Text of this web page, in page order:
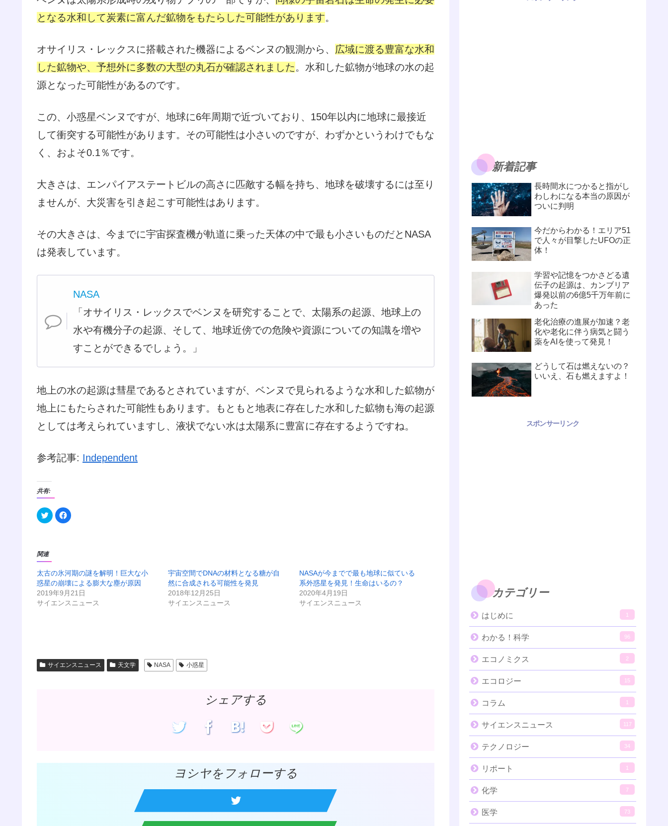
となる水和して炭素に富んだ鉱物をもたらした可能性があります。
オサイリス・レックスに搭載された機器によるベンヌの観測から、 広域に渡る豊富な水和
した鉱物や、予想外に多数の大型の丸石が確認されました。水和した鉱物が地球の水の起
源となった可能性があるのです。
この、小惑星ベンヌですが、地球に6年周期で近づいており、150年以内に地球に最接近
して衝突する可能性があります。その可能性は小さいのですが、わずかというわけでもな
く、およそ0.1％です。
大きさは、エンパイアステートビルの高さに匹敵する幅を持ち、地球を破壊するには至り
ませんが、大災害を引き起こす可能性はあります。
その大きさは、今までに宇宙探査機が軌道に乗った天体の中で最も小さいものだとNASA
は発表しています。
NASA
「オサイリス・レックスでベンヌを研究することで、太陽系の起源、地球上の
水や有機分子の起源、そして、地球近傍での危険や資源についての知識を増や
すことができるでしょう。」
地上の水の起源は彗星であるとされていますが、ベンヌで見られるような水和した鉱物が
地上にもたらされた可能性もあります。もともと地表に存在した水和した鉱物も海の起源
としては考えられていますし、液状でない水は太陽系に豊富に存在するようですね。
参考記事: Independent
共有:
ク
リ
i
t
e
r
で
共
有
で
開
F
a
有
す
る
に
は
ク
(
新
関連
太古の氷河期の謎を解明！巨大な小
惑星の崩壊による膨大な塵が原因
2019年9月21日
サイエンスニュース
宇宙空間でDNAの材料となる糖が自
然に合成される可能性を発見
2018年12月25日
サイエンスニュース
NASAが今までで最も地球に似ている
系外惑星を発見！生命はいるの？
2020年4月19日
サイエンスニュース
サイエンスニュース 天文学 NASA 小惑星
シェアする
ヨシヤをフォローする
新着記事
長時間水につかると指がし
わしわになる本当の原因が
ついに判明
今だからわかる！エリア51
で人々が目撃したUFOの正
体！
学習や記憶をつかさどる遺
伝子の起源は、カンブリア
爆発以前の6億5千万年前に
あった
老化治療の進展が加速？老
化や老化に伴う病気と闘う
薬をAIを使って発見！
どうして石は燃えないの？
いいえ、石も燃えますよ！
スポンサーリンク
カテゴリー
はじめに 1
わかる！科学 96
エコノミクス 2
エコロジー 15
コラム 1
サイエンスニュース 117
テクノロジー 34
リポート 1
化学 7
医学 73